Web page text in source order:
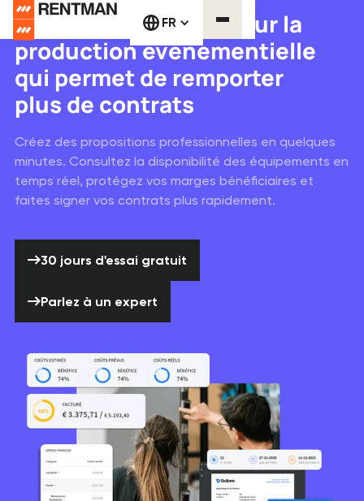
FR
Le logiciel de devis pour la
production événementielle
qui permet de remporter
plus de contrats
Créez des propositions professionnelles en quelques
minutes. Consultez la disponibilité des équipements en
temps réel, protégez vos marges bénéficiaires et
faites signer vos contrats plus rapidement.
30 jours d'essai gratuit
Parlez à un expert